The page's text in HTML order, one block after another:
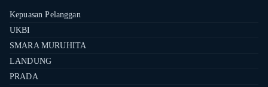
Kepuasan Pelanggan
UKBI
SMARA MURUHITA
LANDUNG
PRADA